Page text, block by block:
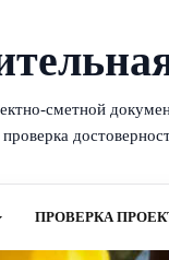
сметной
ПРОВЕРКА